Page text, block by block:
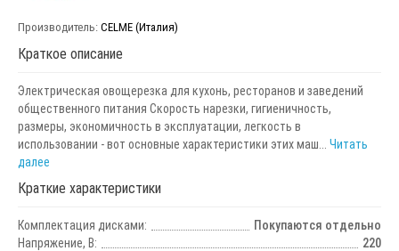
Производитель: CELME (Италия)
Краткое описание
Электрическая овощерезка для кухонь, ресторанов и заведений
общественного питания Скорость нарезки, гигиеничность,
размеры, экономичность в эксплуатации, легкость в
использовании - вот основные характеристики этих маш... Читать
далее
Краткие характеристики
Комплектация дисками:
Покупаются отдельно
Напряжение, В:
220